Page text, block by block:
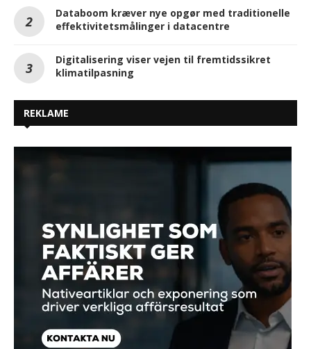
Databoom kræver nye opgør med traditionelle
effektivitetsmålinger i datacentre
Digitalisering viser vejen til fremtidssikret
klimatilpasning
REKLAME